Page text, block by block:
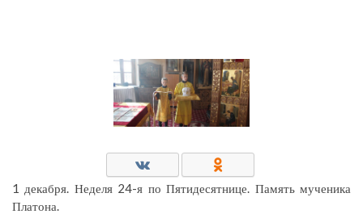
1 декабря. Неделя 24-я по Пятидесятнице. Память мученика
Платона.